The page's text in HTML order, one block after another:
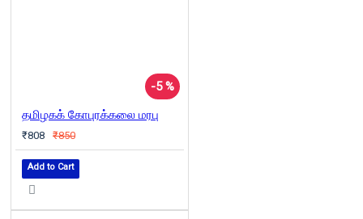
-5 %
தமிழகக் கோபுரக்கலை மரபு
₹808 ₹850
Add to Cart